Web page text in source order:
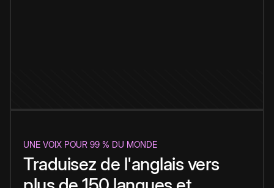
UNE VOIX POUR 99 % DU MONDE
Traduisez de l'anglais vers